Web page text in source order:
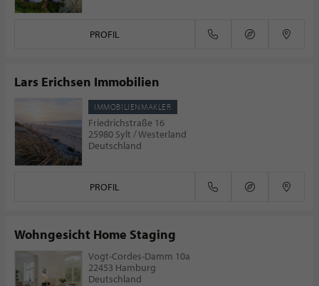
PROFIL
Lars Erichsen Immobilien
IMMOBILIENMAKLER
Friedrichstraße 16
25980 Sylt / Westerland
Deutschland
PROFIL
Wohngesicht Home Staging
Vogt-Cordes-Damm 10a
22453 Hamburg
Deutschland